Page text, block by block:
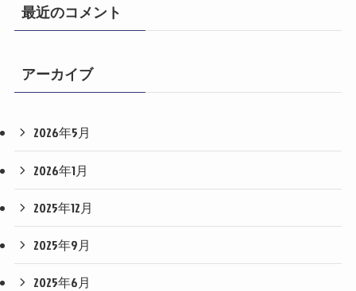
最近のコメント
アーカイブ
2026年5月
2026年1月
2025年12月
2025年9月
2025年6月